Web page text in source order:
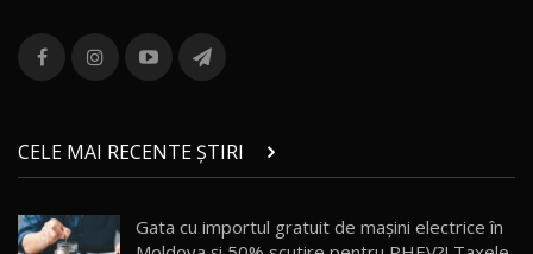
13
combină aventura cu luxul / AutoBlog.MD
36:08
chinez care face lumea să se întoarcă după el
/ AutoBlog.MD
17:27
15 14:37
CELE MAI RECENTE ȘTIRI
Gata cu importul gratuit de mașini electrice în